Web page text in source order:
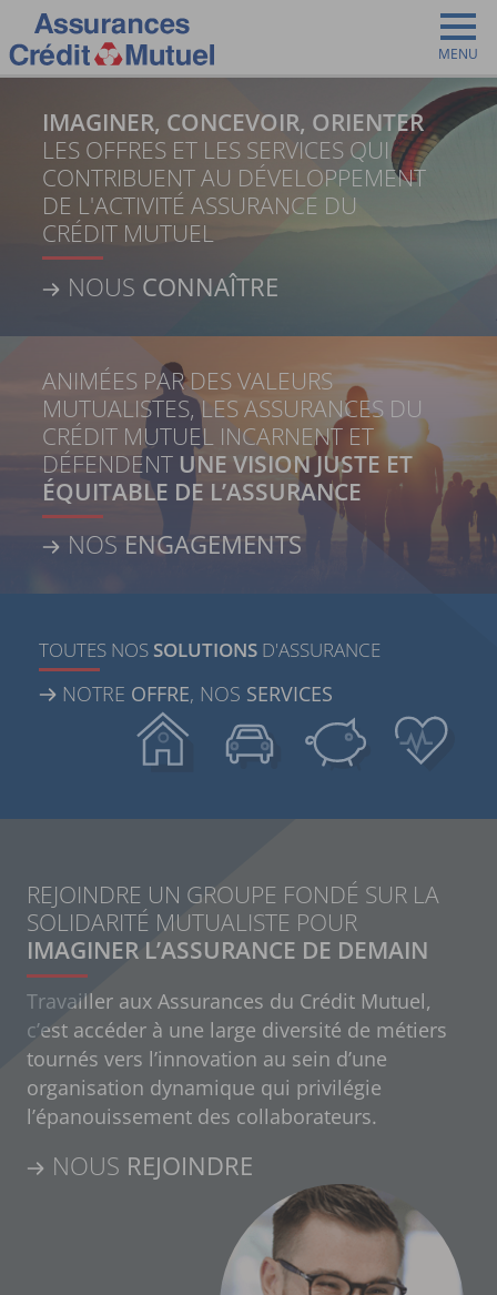
MENU
IMAGINER, CONCEVOIR, ORIENTER
LES OFFRES ET LES SERVICES QUI
CONTRIBUENT AU DÉVELOPPEMENT
DE L'ACTIVITÉ ASSURANCE DU
CRÉDIT MUTUEL
NOUS CONNAÎTRE
ANIMÉES PAR DES VALEURS
MUTUALISTES, LES ASSURANCES DU
CRÉDIT MUTUEL INCARNENT ET
DÉFENDENT UNE VISION JUSTE ET
ÉQUITABLE DE L’ASSURANCE
NOS ENGAGEMENTS
TOUTES NOS SOLUTIONS D'ASSURANCE
NOTRE OFFRE, NOS SERVICES
REJOINDRE UN GROUPE FONDÉ SUR LA
SOLIDARITÉ MUTUALISTE POUR
IMAGINER L’ASSURANCE DE DEMAIN
Travailler aux Assurances du Crédit Mutuel,
c’est accéder à une large diversité de métiers
tournés vers l’innovation au sein d’une
organisation dynamique qui privilégie
l’épanouissement des collaborateurs.
NOUS REJOINDRE